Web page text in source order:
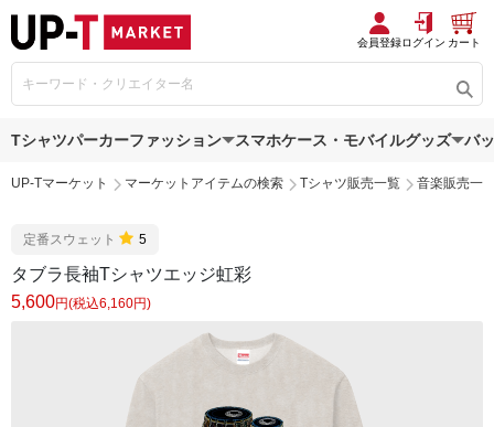
会員登録ログイン カート
Tシャツパーカーファッション スマホケース・モバイルグッズ バ
UP-Tマーケット マーケットアイテムの検索 Tシャツ販売一覧 音楽販売一
定番スウェット 5
タブラ長袖Tシャツエッジ虹彩
5,600円(税込6,160円)